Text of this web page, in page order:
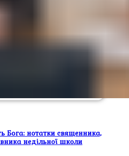
Бога: нотатки священника,
недільної школи